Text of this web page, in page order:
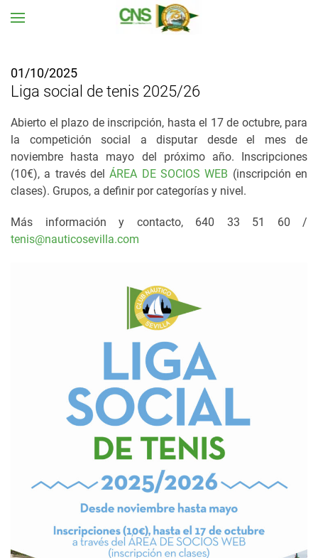
01/10/2025
Liga social de tenis 2025/26
Abierto el plazo de inscripción, hasta el 17 de octubre, para
la competición social a disputar desde el mes de
noviembre hasta mayo del próximo año. Inscripciones
(10€), a través delÁREA DE SOCIOS WEB (inscripción en
clases). Grupos, a definir por categorías y nivel.
Más información y contacto, 640 33 51 60 /
tenis@nauticosevilla.com